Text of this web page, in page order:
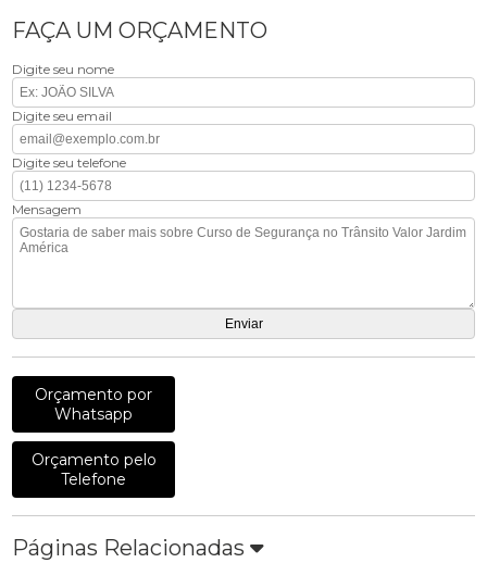
FAÇA UM ORÇAMENTO
Digite seu nome
Digite seu email
Digite seu telefone
Mensagem
Orçamento por
Whatsapp
Orçamento pelo
Telefone
Páginas Relacionadas